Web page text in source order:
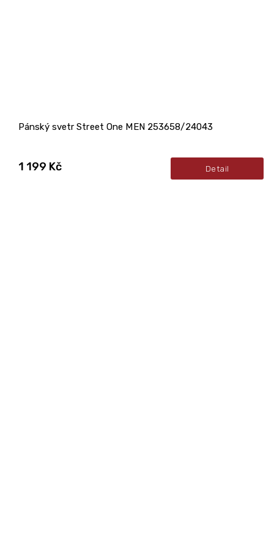
Pánský svetr Street One MEN 253658/24043
1 199 Kč Detail